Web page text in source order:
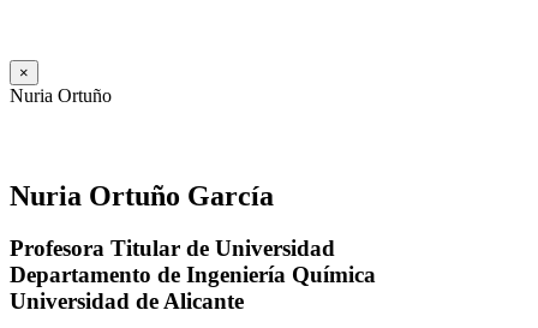
×
Nuria Ortuño
Nuria Ortuño García
Profesora Titular de Universidad
Departamento de Ingeniería Química
Universidad de Alicante